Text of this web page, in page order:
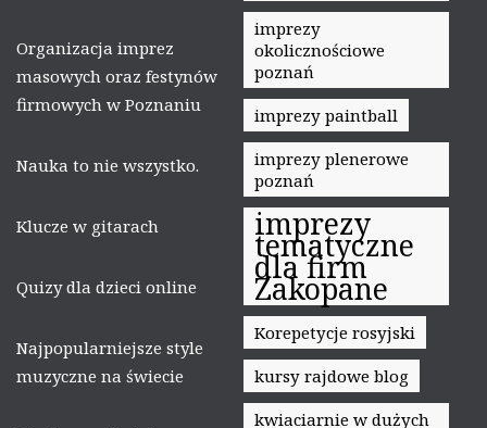
Organizacja imprez
masowych oraz festynów
firmowych w Poznaniu
Nauka to nie wszystko.
Klucze w gitarach
Quizy dla dzieci online
Najpopularniejsze style
muzyczne na świecie
imprezy
okolicznościowe
poznań
imprezy paintball
imprezy plenerowe
poznań
imprezy
tematyczne
dla firm
Zakopane
Korepetycje rosyjski
kursy rajdowe blog
kwiaciarnie w dużych